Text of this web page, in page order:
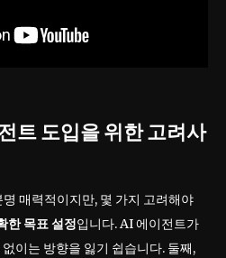
트 도입을 위한 고려사
명 매력적이지만, 몇 가지 고려해야
한 목표 설정입니다. AI 에이전트가
이는 방향을 잃기 쉽습니다. 둘째,